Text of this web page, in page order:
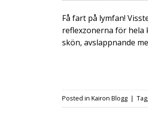
Få fart på lymfan!
reflexzonerna för hela
skön, avslappnande
Posted in Kairon Blogg |